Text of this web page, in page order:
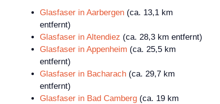
Glasfaser in Aarbergen (ca. 13,1 km
entfernt)
Glasfaser in Altendiez (ca. 28,3 km entfernt)
Glasfaser in Appenheim (ca. 25,5 km
entfernt)
Glasfaser in Bacharach (ca. 29,7 km
entfernt)
Glasfaser in Bad Camberg (ca. 19 km